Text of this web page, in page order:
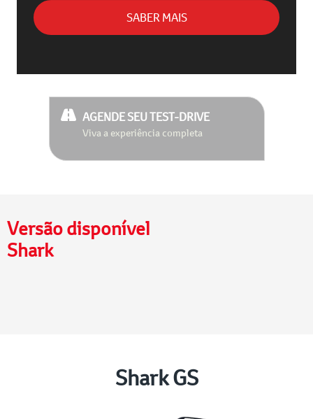
SABER MAIS
AGENDE SEU TEST-DRIVE
Viva a experiência completa
Versão disponível
Shark
Shark GS